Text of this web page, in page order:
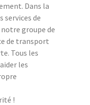
Dans la
services de
groupe de
de transport
Tous les
les
!